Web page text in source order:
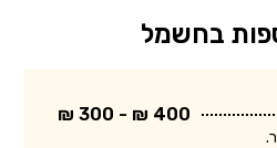
בחשמל
400 ₪ - 300 ₪